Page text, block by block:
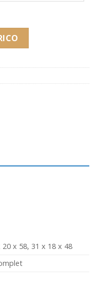
(40 x 23 x 68 + 36 x 20 x
x 58, 31 x 18 x 48